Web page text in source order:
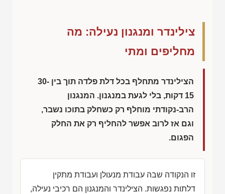
צילינדר ומנגנון נעילה: מה
מחליפים ומתי
הצילינדר מתחלף בכל דלת פלדה תוך בין 30-
15 דקות, בלי לגעת במנגנון. המנגנון
הרב-נקודתי מוחלף רק כשחלק בתוכו נשבר,
וגם אז לרוב אפשר להחליף רק את החלק
הפגום.
זו הנקודה שבה עבודת מנעולן ועבודת מתקין
דלתות נפגשות. הצילינדר והמנגנון הם רכיבי נעילה,